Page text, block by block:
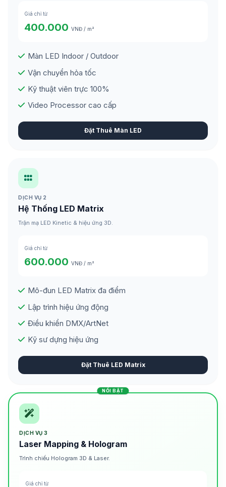
Giá chỉ từ
400.000 VNĐ / m²
Màn LED Indoor / Outdoor
Vận chuyển hỏa tốc
Kỹ thuật viên trực 100%
Video Processor cao cấp
Đặt Thuê Màn LED
DỊCH VỤ 2
Hệ Thống LED Matrix
Trận mạ LED Kinetic & hiệu ứng 3D.
Giá chỉ từ
600.000 VNĐ / m²
Mô-đun LED Matrix đa điểm
Lập trình hiệu ứng động
Điều khiển DMX/ArtNet
Kỹ sư dựng hiệu ứng
Đặt Thuê LED Matrix
NỔI BẬT
DỊCH VỤ 3
Laser Mapping & Hologram
Trình chiếu Hologram 3D & Laser.
Giá chỉ từ